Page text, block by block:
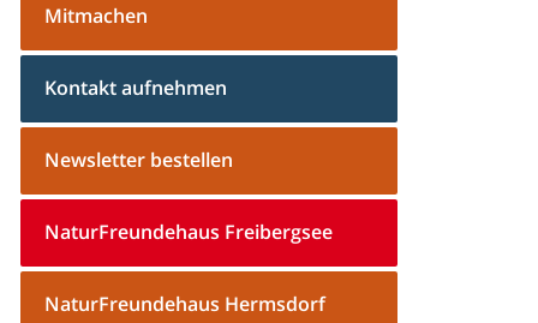
Mitmachen
Kontakt aufnehmen
Newsletter bestellen
NaturFreundehaus Freibergsee
NaturFreundehaus Hermsdorf